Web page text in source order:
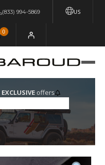
US
(833) 994-5869
0
EXCLUSIVEoffers